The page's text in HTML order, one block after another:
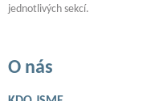
jednotlivých sekcí.
O nás